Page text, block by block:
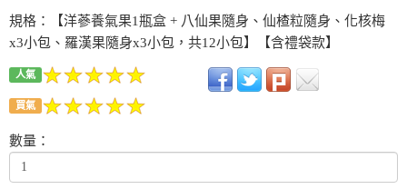
規格：【洋蔘養氣果1瓶盒 + 八仙果隨身、仙楂粒隨身、化核梅
x3小包、羅漢果隨身x3小包，共12小包】【含禮袋款】
人氣
買氣
數量：